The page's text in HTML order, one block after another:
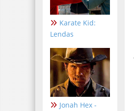
Karate Kid:
Lendas
Jonah Hex -